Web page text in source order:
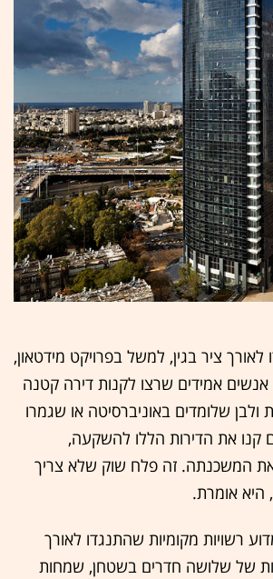
לאורך ציר בגין, למשל בפרויקט מידטאון,
אנשים אמידים שרצו לקנות דירה קטנה
שלומדים באוניברסיטה או שגמרו
קנו את הדירות הללו להשקעה,
המשכנתה. זה פלח שוק שלא צריך
היא אומרת.
רשויות מקומיות שהתנגדו לאורך
של שלושה חדרים בשטחן, שמחות